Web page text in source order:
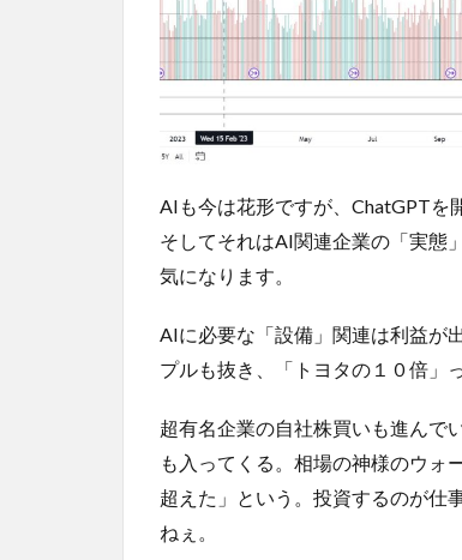
AIも今は花形ですが、ChatGPTを
そしてそれはAI関連企業の「実態
気になります。
AIに必要な「設備」関連は利益が
プルも抜き、「トヨタの１０倍」
超有名企業の自社株買いも進んで
も入ってくる。相場の神様のウォ
超えた」という。投資するのが仕
ねぇ。